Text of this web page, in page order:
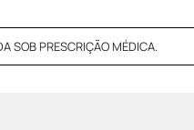
SOB PRESCRIÇÃO MÉDICA.